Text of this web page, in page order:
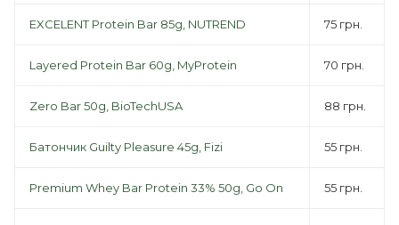
EXCELENT Protein Bar 85g, NUTREND 75 грн.
Layered Protein Bar 60g, MyProtein 70 грн.
Zero Bar 50g, BioTechUSA 88 грн.
Батончик Guilty Pleasure 45g, Fizi 55 грн.
Premium Whey Bar Protein 33% 50g, Go On 55 грн.